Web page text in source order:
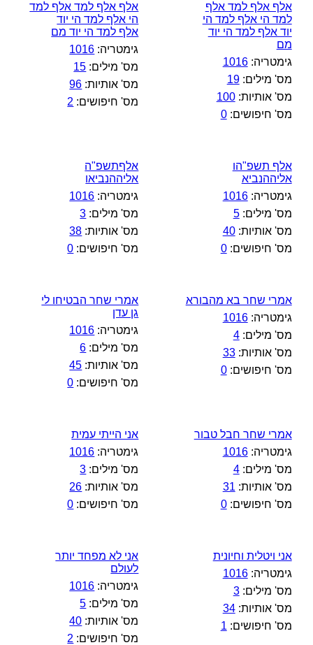
אלף אלף למד אלף
למד הי אלף למד הי
יוד אלף למד הי יוד
מם
גימטריה:1016
מס' מילים:19
מס' אותיות:100
מס' חיפושים:0
אלף אלף למד אלף למד
הי אלף למד הי יוד
אלף למד הי יוד מם
גימטריה: 1016
מס' מילים: 15
מס' אותיות: 96
מס' חיפושים: 2
אלף תשפ"הו
אליההנביא
גימטריה:1016
מס' מילים:5
מס' אותיות:40
מס' חיפושים:0
אלףתשפ"ה
אליההנביאו
גימטריה: 1016
מס' מילים: 3
מס' אותיות: 38
מס' חיפושים: 0
אמרי שחר בא מהבורא
גימטריה:1016
מס' מילים:4
מס' אותיות:33
מס' חיפושים:0
אמרי שחר הבטיחו לי
גן עדן
גימטריה: 1016
מס' מילים: 6
מס' אותיות: 45
מס' חיפושים: 0
אמרי שחר חבל טבור
גימטריה:1016
מס' מילים:4
מס' אותיות: 31
מס' חיפושים:0
אני הייתי עמית
גימטריה: 1016
מס' מילים: 3
מס' אותיות: 26
מס' חיפושים: 0
אני ויטלית וחיונית
גימטריה:1016
מס' מילים:3
מס' אותיות:34
מס' חיפושים: 1
אני לא מפחד יותר
לעולם
גימטריה: 1016
מס' מילים: 5
מס' אותיות: 40
מס' חיפושים: 2